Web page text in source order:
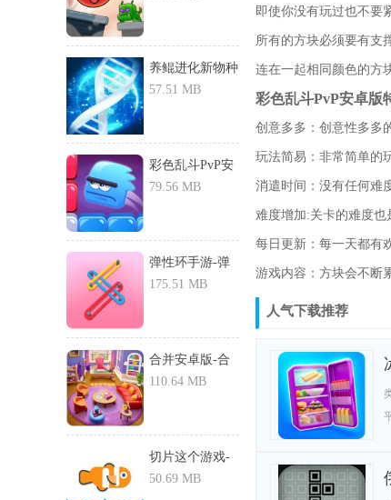
养鲲进化新物种
破解版-...
57.51 MB
彩色乱斗PvP安
卓版-...
79.56 MB
弹性环手游-弹
性环游戏...
175.51 MB
合并安卓版-合
并游戏下...
110.64 MB
切片这个游戏-
切片这个...
50.69 MB
即使你没有玩过也不要
所有的方块必须要有支
连在一起相同颜色的方
彩色乱斗PvP安卓版
创意多多：创意性多多
玩法简易：非常简单的
消遣时间：没有任何难
难度增加:关卡的难度也
每日更新：每一天都有
游戏内容：方块会不断
人气下载推荐